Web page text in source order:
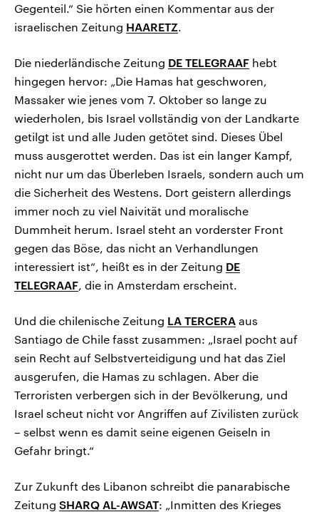
Gegenteil.“ Sie hörten einen Kommentar aus der
israelischen Zeitung HAARETZ.
Die niederländische Zeitung DE TELEGRAAF hebt
hingegen hervor: „Die Hamas hat geschworen,
Massaker wie jenes vom 7. Oktober so lange zu
wiederholen, bis Israel vollständig von der Landkarte
getilgt ist und alle Juden getötet sind. Dieses Übel
muss ausgerottet werden. Das ist ein langer Kampf,
nicht nur um das Überleben Israels, sondern auch um
die Sicherheit des Westens. Dort geistern allerdings
immer noch zu viel Naivität und moralische
Dummheit herum. Israel steht an vorderster Front
gegen das Böse, das nicht an Verhandlungen
interessiert ist“, heißt es in der Zeitung DE
TELEGRAAF, die in Amsterdam erscheint.
Und die chilenische Zeitung LA TERCERA aus
Santiago de Chile fasst zusammen: „Israel pocht auf
sein Recht auf Selbstverteidigung und hat das Ziel
ausgerufen, die Hamas zu schlagen. Aber die
Terroristen verbergen sich in der Bevölkerung, und
Israel scheut nicht vor Angriffen auf Zivilisten zurück
– selbst wenn es damit seine eigenen Geiseln in
Gefahr bringt.“
Zur Zukunft des Libanon schreibt die panarabische
Zeitung SHARQ AL-AWSAT: „Inmitten des Krieges